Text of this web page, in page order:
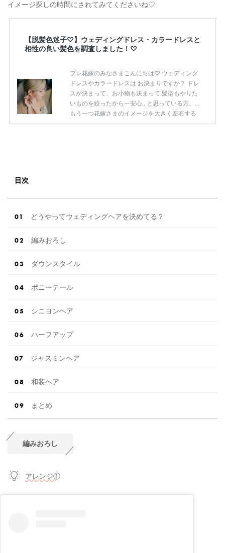
イメージ探しの時間にされてみてくださいね♡
【脱髪色迷子♡】ウェディングドレス・カラードレスと
相性の良い髪色を調査しました！♡
プレ花嫁のみなさまこんにちは♡ ウェディング
ドレスやカラードレスは お決まりですか？ ドレ
スが決まって、お小物も決まって 髪型もやりた
いものを絞ったから一安心.. と思っている方。
もう一つ花嫁さまのイメージを大きく左右する
【髪色】を忘れていませんか!? 同じヘアスタイ
目次
どうやってウェディングヘアを決めてる？
編みおろし
ダウンスタイル
ポニーテール
シニヨンヘア
ハーフアップ
ジャスミンヘア
和装ヘア
まとめ
編みおろし
アレンジ①